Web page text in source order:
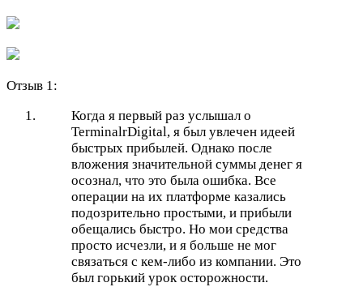
Отзыв 1:
Когда я первый раз услышал о
TerminalrDigital, я был увлечен идеей
быстрых прибылей. Однако после
вложения значительной суммы денег я
осознал, что это была ошибка. Все
операции на их платформе казались
подозрительно простыми, и прибыли
обещались быстро. Но мои средства
просто исчезли, и я больше не мог
связаться с кем-либо из компании. Это
был горький урок осторожности.